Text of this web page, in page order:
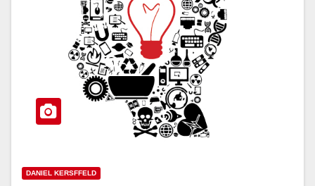
DANIEL KERSFFELD